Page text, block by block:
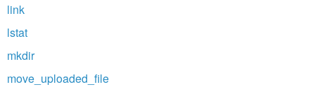
link
lstat
mkdir
move_uploaded_file